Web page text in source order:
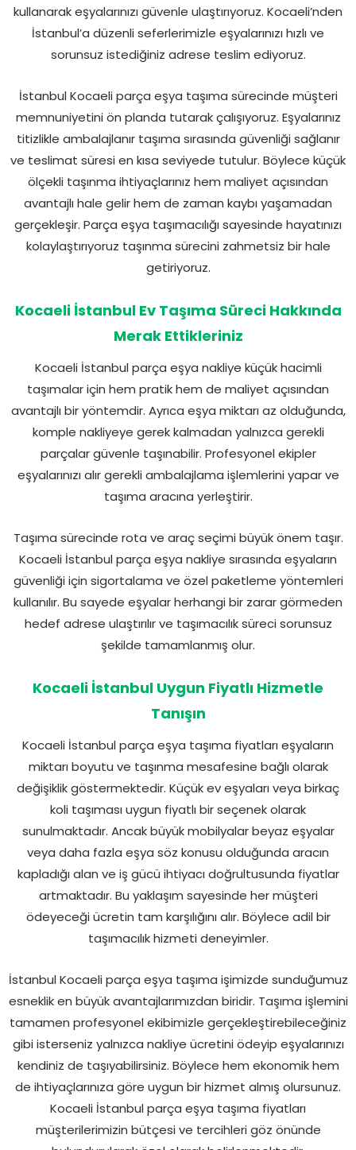
kullanarak eşyalarınızı güvenle ulaştırıyoruz. Kocaeli’nden
İstanbul’a düzenli seferlerimizle eşyalarınızı hızlı ve
sorunsuz istediğiniz adrese teslim ediyoruz.
İstanbul Kocaeli parça eşya taşıma sürecinde müşteri
memnuniyetini ön planda tutarak çalışıyoruz. Eşyalarınız
titizlikle ambalajlanır taşıma sırasında güvenliği sağlanır
ve teslimat süresi en kısa seviyede tutulur. Böylece küçük
ölçekli taşınma ihtiyaçlarınız hem maliyet açısından
avantajlı hale gelir hem de zaman kaybı yaşamadan
gerçekleşir. Parça eşya taşımacılığı sayesinde hayatınızı
kolaylaştırıyoruz taşınma sürecini zahmetsiz bir hale
getiriyoruz.
Kocaeli İstanbul Ev Taşıma Süreci Hakkında
Merak Ettikleriniz
Kocaeli İstanbul parça eşya nakliye küçük hacimli
taşımalar için hem pratik hem de maliyet açısından
avantajlı bir yöntemdir. Ayrıca eşya miktarı az olduğunda,
komple nakliyeye gerek kalmadan yalnızca gerekli
parçalar güvenle taşınabilir. Profesyonel ekipler
eşyalarınızı alır gerekli ambalajlama işlemlerini yapar ve
taşıma aracına yerleştirir.
Taşıma sürecinde rota ve araç seçimi büyük önem taşır.
Kocaeli İstanbul parça eşya nakliye sırasında eşyaların
güvenliği için sigortalama ve özel paketleme yöntemleri
kullanılır. Bu sayede eşyalar herhangi bir zarar görmeden
hedef adrese ulaştırılır ve taşımacılık süreci sorunsuz
şekilde tamamlanmış olur.
Kocaeli İstanbul Uygun Fiyatlı Hizmetle
Tanışın
Kocaeli İstanbul parça eşya taşıma fiyatları eşyaların
miktarı boyutu ve taşınma mesafesine bağlı olarak
değişiklik göstermektedir. Küçük ev eşyaları veya birkaç
koli taşıması uygun fiyatlı bir seçenek olarak
sunulmaktadır. Ancak büyük mobilyalar beyaz eşyalar
veya daha fazla eşya söz konusu olduğunda aracın
kapladığı alan ve iş gücü ihtiyacı doğrultusunda fiyatlar
artmaktadır. Bu yaklaşım sayesinde her müşteri
ödeyeceği ücretin tam karşılığını alır. Böylece adil bir
taşımacılık hizmeti deneyimler.
İstanbul Kocaeli parça eşya taşıma işimizde sunduğumuz
esneklik en büyük avantajlarımızdan biridir. Taşıma işlemini
tamamen profesyonel ekibimizle gerçekleştirebileceğiniz
gibi isterseniz yalnızca nakliye ücretini ödeyip eşyalarınızı
kendiniz de taşıyabilirsiniz. Böylece hem ekonomik hem
de ihtiyaçlarınıza göre uygun bir hizmet almış olursunuz.
Kocaeli İstanbul parça eşya taşıma fiyatları
müşterilerimizin bütçesi ve tercihleri göz önünde